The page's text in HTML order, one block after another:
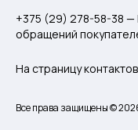
+375 (29) 278-58-38
обращений
На страницу контактов
Все права защищены ©